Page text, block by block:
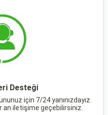
Desteği
için 7/24 yanınızdayız.
iletişime geçebilirsiniz.